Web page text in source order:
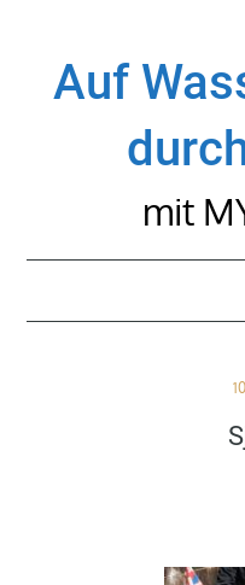
contentAuf
mit